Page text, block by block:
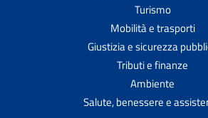
Turismo
Mobilità e trasporti
Giustizia e sicurezza
Tributi e finanze
Ambiente
Salute, benessere e